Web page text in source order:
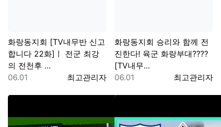
화랑동지회 [TV내무반 신고
합니다 22화]ㅣ 전군 최강
의 전천후 …
등록자
최고관리자
등록일
06.01
화랑동지회 승리와 함께 전
진한다! 육군 화랑부대????
[TV내무…
등록자
최고관리자
등록일
06.01